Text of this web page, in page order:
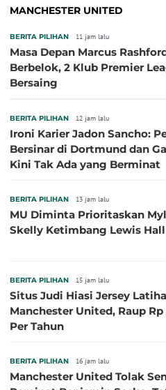
MANCHESTER UNITED
BERITA PILIHAN 11 jam lalu
Masa Depan Marcus
Berbelok, 2 Klub Premier
Bersaing
BERITA PILIHAN 12 jam lalu
Ironi Karier Jadon Sancho:
Bersinar di Dortmund dan
Kini Tak Ada yang Berminat
BERITA PILIHAN 13 jam lalu
MU Diminta Prioritaskan
Skelly Ketimbang Lewis Hall
BERITA PILIHAN 15 jam lalu
Situs Judi Hiasi Jersey
Manchester United, Raup
Per Tahun
BERITA PILIHAN 16 jam lalu
Manchester United Tolak